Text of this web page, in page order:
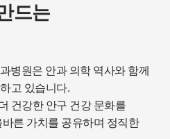
드는
병원은 안과 의학 역사와 함께
고 있습니다.
건강한 안구 건강 문화를
른 가치를 공유하며 정직한